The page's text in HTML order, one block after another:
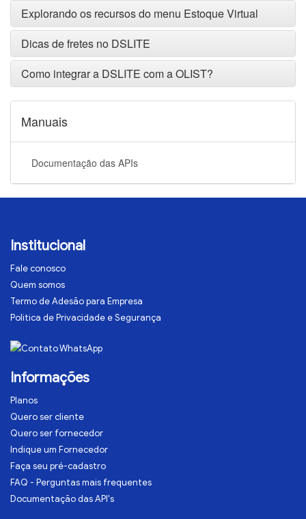
Explorando os recursos do menu Estoque Virtual
Dicas de fretes no DSLITE
Como integrar a DSLITE com a OLIST?
Manuais
Documentação das APIs
Institucional
Fale conosco
Quem somos
Termo de Adesão para Empresa
Politica de Privacidade e Segurança
Informações
Planos
Quero ser cliente
Quero ser fornecedor
Indique um Fornecedor
Faça seu pré-cadastro
FAQ - Perguntas mais frequentes
Documentação das API's